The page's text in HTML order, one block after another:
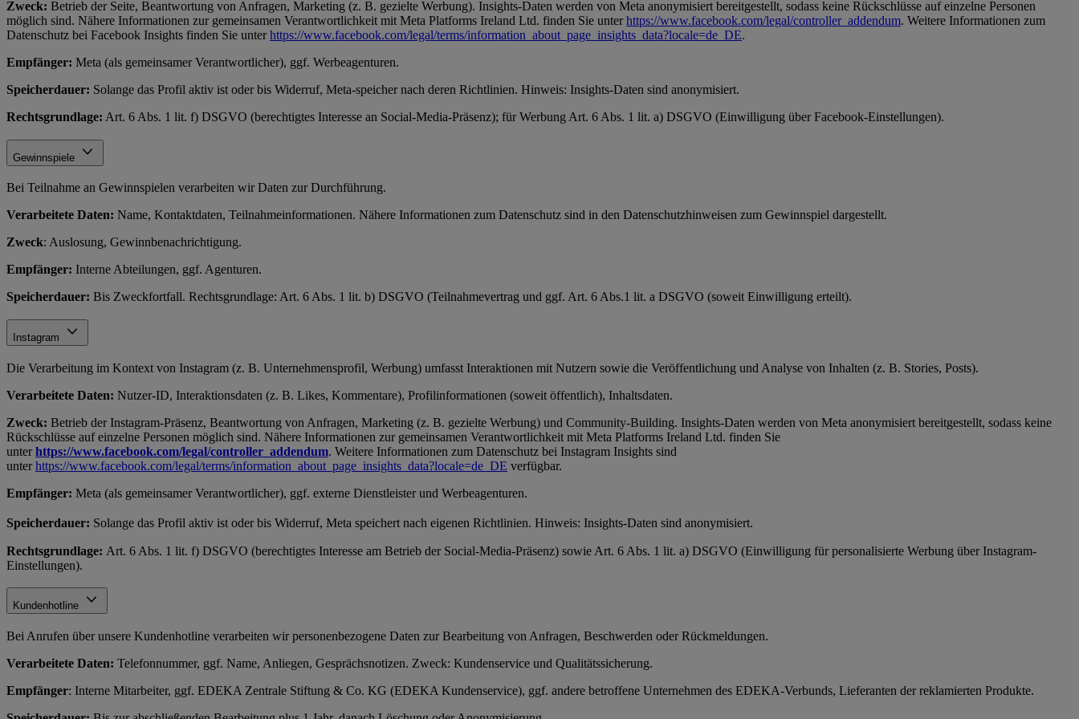
Zweck: Betrieb der Seite, Beantwortung von Anfragen, Marketing (z. B. gezielte Werbung). Insights-Daten werden von Meta anonymisiert bereitgestellt, sodass keine Rückschlüsse auf einzelne Personen
möglich sind. Nähere Informationen zur gemeinsamen Verantwortlichkeit mit Meta Platforms Ireland Ltd. finden Sie unterhttps://www.facebook.com/legal/controller_addendum. Weitere Informationen zum
Datenschutz bei Facebook Insights finden Sie unterhttps://www.facebook.com/legal/terms/information_about_page_insights_data?locale=de_DE.
Empfänger: Meta (als gemeinsamer Verantwortlicher), ggf. Werbeagenturen.
Speicherdauer: Solange das Profil aktiv ist oder bis Widerruf, Meta-speicher nach deren Richtlinien. Hinweis: Insights-Daten sind anonymisiert.
Rechtsgrundlage: Art. 6 Abs. 1 lit. f) DSGVO (berechtigtes Interesse an Social-Media-Präsenz); für Werbung Art. 6 Abs. 1 lit. a) DSGVO (Einwilligung über Facebook-Einstellungen).
Gewinnspiele
Bei Teilnahme an Gewinnspielen verarbeiten wir Daten zur Durchführung.
Verarbeitete Daten: Name, Kontaktdaten, Teilnahmeinformationen. Nähere Informationen zum Datenschutz sind in den Datenschutzhinweisen zum Gewinnspiel dargestellt.
Zweck: Auslosung, Gewinnbenachrichtigung.
Empfänger: Interne Abteilungen, ggf. Agenturen.
Speicherdauer: Bis Zweckfortfall. Rechtsgrundlage: Art. 6 Abs. 1 lit. b) DSGVO (Teilnahmevertrag und ggf. Art. 6 Abs.1 lit. a DSGVO (soweit Einwilligung erteilt).
Instagram
Die Verarbeitung im Kontext von Instagram (z. B. Unternehmensprofil, Werbung) umfasst Interaktionen mit Nutzern sowie die Veröffentlichung und Analyse von Inhalten (z. B. Stories, Posts).
Verarbeitete Daten: Nutzer-ID, Interaktionsdaten (z. B. Likes, Kommentare), Profilinformationen (soweit öffentlich), Inhaltsdaten.
Zweck: Betrieb der Instagram-Präsenz, Beantwortung von Anfragen, Marketing (z. B. gezielte Werbung) und Community-Building. Insights-Daten werden von Meta anonymisiert bereitgestellt, sodass keine
Rückschlüsse auf einzelne Personen möglich sind. Nähere Informationen zur gemeinsamen Verantwortlichkeit mit Meta Platforms Ireland Ltd. finden Sie
unterhttps://www.facebook.com/legal/controller_addendum. Weitere Informationen zum Datenschutz bei Instagram Insights sind
unterhttps://www.facebook.com/legal/terms/information_about_page_insights_data?locale=de_DE verfügbar.
Empfänger: Meta (als gemeinsamer Verantwortlicher), ggf. externe Dienstleister und Werbeagenturen.
Speicherdauer: Solange das Profil aktiv ist oder bis Widerruf, Meta speichert nach eigenen Richtlinien. Hinweis: Insights-Daten sind anonymisiert.
Rechtsgrundlage: Art. 6 Abs. 1 lit. f) DSGVO (berechtigtes Interesse am Betrieb der Social-Media-Präsenz) sowie Art. 6 Abs. 1 lit. a) DSGVO (Einwilligung für personalisierte Werbung über Instagram-
Einstellungen).
Kundenhotline
Bei Anrufen über unsere Kundenhotline verarbeiten wir personenbezogene Daten zur Bearbeitung von Anfragen, Beschwerden oder Rückmeldungen.
Verarbeitete Daten: Telefonnummer, ggf. Name, Anliegen, Gesprächsnotizen. Zweck: Kundenservice und Qualitätssicherung.
Empfänger: Interne Mitarbeiter, ggf. EDEKA Zentrale Stiftung & Co. KG (EDEKA Kundenservice), ggf. andere betroffene Unternehmen des EDEKA-Verbunds, Lieferanten der reklamierten Produkte.